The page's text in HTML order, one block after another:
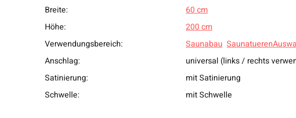
Breite:
60 cm
Höhe:
200 cm
Verwendungsbereich:
Saunabau
Anschlag:
universal (links / rechts
Satinierung:
mit Satinierung
Schwelle:
mit Schwelle